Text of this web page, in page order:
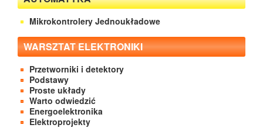
Mikrokontrolery Jednoukładowe
WARSZTAT ELEKTRONIKI
Przetworniki i detektory
Podstawy
Proste układy
Warto odwiedzić
Energoelektronika
Elektroprojekty